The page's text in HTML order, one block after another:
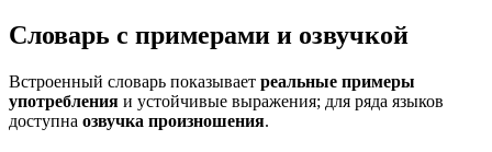
Словарь с примерами и озвучкой
Встроенный словарь показывает реальные примеры
употребления и устойчивые выражения; для ряда языков
доступна озвучка произношения.